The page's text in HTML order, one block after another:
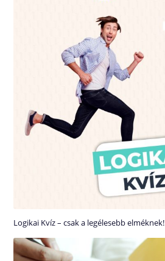
Logikai Kvíz – csak a legélesebb elméknek!